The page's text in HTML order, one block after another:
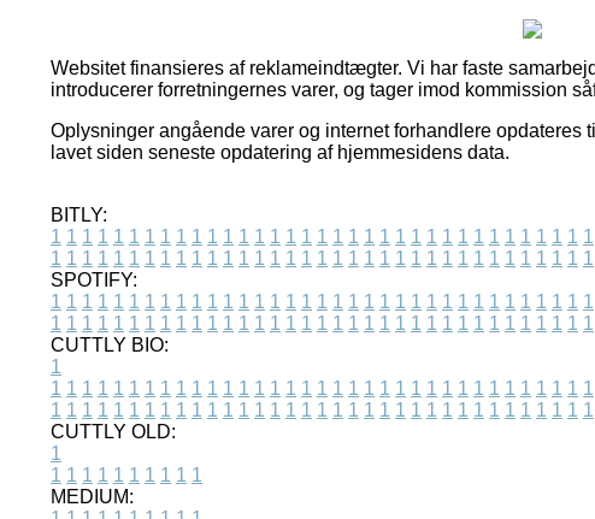
Websitet finansieres af reklameindtægter. Vi har faste
introducerer forretningernes varer, og tager imod kommission
Oplysninger angående varer og internet forhandlere opdateres
lavet siden seneste opdatering af hjemmesidens data.
BITLY:
1 1 1 1 1 1 1 1 1 1 1 1 1 1 1 1 1 1 1 1 1 1 1 1 1 1 1 1 1 1 1 1 1 1 1
1 1 1 1 1 1 1 1 1 1 1 1 1 1 1 1 1 1 1 1 1 1 1 1 1 1 1 1 1 1 1 1 1 1 1
SPOTIFY:
1 1 1 1 1 1 1 1 1 1 1 1 1 1 1 1 1 1 1 1 1 1 1 1 1 1 1 1 1 1 1 1 1 1 1
1 1 1 1 1 1 1 1 1 1 1 1 1 1 1 1 1 1 1 1 1 1 1 1 1 1 1 1 1 1 1 1 1 1 1
CUTTLY BIO:
1
1 1 1 1 1 1 1 1 1 1 1 1 1 1 1 1 1 1 1 1 1 1 1 1 1 1 1 1 1 1 1 1 1 1 1
1 1 1 1 1 1 1 1 1 1 1 1 1 1 1 1 1 1 1 1 1 1 1 1 1 1 1 1 1 1 1 1 1 1 1
CUTTLY OLD:
1
1 1 1 1 1 1 1 1 1 1
MEDIUM: